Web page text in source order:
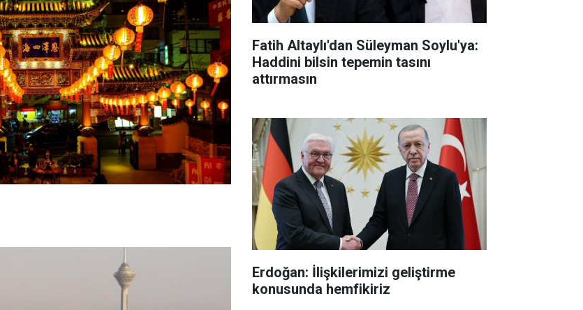
Fatih Altaylı'dan Süleyman Soylu'ya:
Haddini bilsin tepemin tasını
attırmasın
Erdoğan: İlişkilerimizi geliştirme
konusunda hemfikiriz